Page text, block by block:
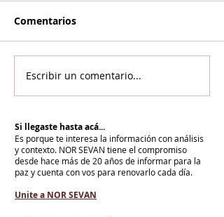
Comentarios
Escribir un comentario...
Si llegaste hasta acá...
Es porque te interesa la información con análisis
y contexto. NOR SEVAN tiene el compromiso
desde hace más de 20 años de informar para la
paz y cuenta con vos para renovarlo cada día.
Unite a NOR SEVAN